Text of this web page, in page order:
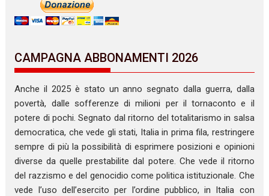
CAMPAGNA ABBONAMENTI 2026
Anche il 2025 è stato un anno segnato dalla guerra, dalla
povertà, dalle sofferenze di milioni per il tornaconto e il
potere di pochi. Segnato dal ritorno del totalitarismo in salsa
democratica, che vede gli stati, Italia in prima fila, restringere
sempre di più la possibilità di esprimere posizioni e opinioni
diverse da quelle prestabilite dal potere. Che vede il ritorno
del razzismo e del genocidio come politica istituzionale. Che
vede l’uso dell’esercito per l’ordine pubblico, in Italia con